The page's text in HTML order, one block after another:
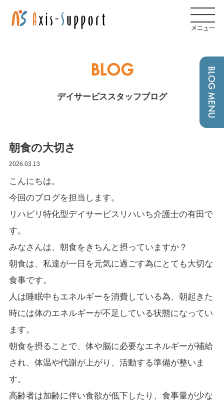
メニュー
BLOG
デイサービススタッフブログ
朝食の大切さ
2026.03.13
こんにちは。
今回のブログを担当します。
リハビリ特化型デイサービスリハいち介護士の有田で
す。
みなさんは、朝食をきちんと摂っていますか？
朝食は、私達が一日を元気に過ごす為にとても大切な
食事です。
人は睡眠中もエネルギーを消費している為、朝起きた
時には体のエネルギーが不足している状態になってい
ます。
朝食を摂ることで、体や脳に必要なエネルギーが補給
され、体温や代謝が上がり、活動する準備が整いま
す。
高齢者は加齢に伴い食欲が低下したり、食事量が少な
BLOG MENU